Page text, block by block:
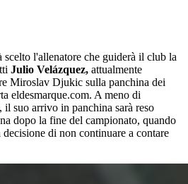
l'allenatore che guiderà il club la
Julio Velázquez, attualmente
Miroslav Djukic sulla panchina dei
eldesmarque.com. A meno di
suo arrivo in panchina sarà reso
dopo la fine del campionato, quando
di non continuare a contare